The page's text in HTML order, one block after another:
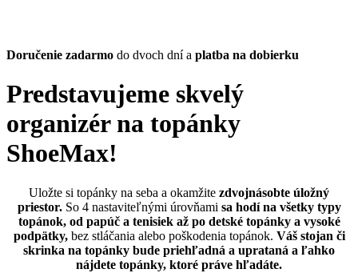
Doručenie zadarmo do dvoch dní a platba na dobierku
Predstavujeme skvelý
organizér na topánky
ShoeMax!
Uložte si topánky na seba a okamžite zdvojnásobte úložný
priestor.So 4 nastaviteľnými úrovňami sa hodí na všetky typy
topánok, od papúč a tenisiek až po detské topánky a vysoké
podpätky,bez stláčania alebo poškodenia topánok. Váš stojan či
skrinka na topánky bude priehľadná a uprataná a ľahko
nájdete topánky, ktoré práve hľadáte.